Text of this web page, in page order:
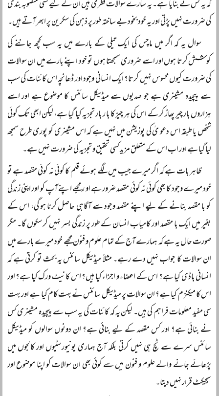
کہ یہ کس نے بنایا ہے۔ یہ سارے سوالات فطری ہیں ان کے لیے کسی منصوبہ بندی
کی ضرورت نہیں پڑتی اور یہ خود بخود بے ساختہ طور پر ذہن کی سکرین پر ابھر آتے ہیں۔
سوال یہ کہ اگر میں ماچس کی ایک تیلی کے بارے میں یہ سب کچھ جاننے کی
کوشش کرتا ہوں اور اسے ضروری سمجھتا ہوں تو خود اپنے بارے میں ان سوالات
کی ضرورت کیوں محسوس نہیں کرتا؟ ایک انسانی وجود اور ڈھانچہ اس کائنات کی سب
سے پیچیدہ مشینری ہے جو صدیوں سے میڈیکل سائنس کا موضوع ہے اور اسے
ہزاروں بار چیر پھاڑ کر کے اس کی ہر چیز کا با ر بار تجزیہ کیا گیا ہے، لیکن ابھی تک کوئی
شخص یا طبقہ اس دعو یٰ کی پوزیشن میں نہیں ہے کہ اس مشینری کو پوری طرح سمجھ
لیا گیا ہے اور اب اس کے متعلق مزید کسی تحقیق و تجزیہ کی ضرورت نہیں ہے۔
ظاہر بات ہے کہ اگر میرے جیب میں لگے ہوئے قلم کا کوئی نہ کوئی مقصد ہے تو
خود میرے وجود کا بھی کوئی نہ کوئی مقصد ضرور ہے او ر مجھے اپنے آپ کو اور اپنی زندگی
کو با مقصد بنانے کے لیے اپنے مقصد وجود سے آگاہی حاصل کرنا ہو گی، اس کے
بغیر میں ایک با مقصد اور کامیاب انسان کے طور پر زندگی بسر نہیں کر سکوں گا۔ مگر
صورت حال یہ ہے کہ ہمارے آج کے تمام علوم و فنون مجھے خود میرے بارے میں
ان سوالات کا جواب نہیں دے رہے۔ مثلاً میڈیکل سائنس یہ بحث تو کرتی ہے کہ
انسانی باڈی کیا ہے؟ اس کے اعضاء و اجزاء کیا ہیں؟ اس کا نیٹ ورک کیا ہے؟ اور
اس کا میکنزم کیا ہے؟ ان سوالات پر میڈیکل سائنس نے بہت کام کیا ہے اور بہت
سی مفید معلومات فراہم کی ہیں۔ لیکن یہ کہ کائنات کی یہ سب سے پیچیدہ مشینری کس
نے بنائی ہے؟ اور کس مقصد کے لیے بنائی ہے؟ ان دونوں سوالوں کو میڈیکل
سائنس سرے سے ٹچ ہی نہیں کرتی بلکہ آج ہماری یونیورسٹیوں اور کالجوں میں
پڑھائے جانے والے علوم و فنون میں سے کوئی بھی ان سوالات کو اپنا موضوع اور
سبجیکٹ قرار نہیں دیتا۔